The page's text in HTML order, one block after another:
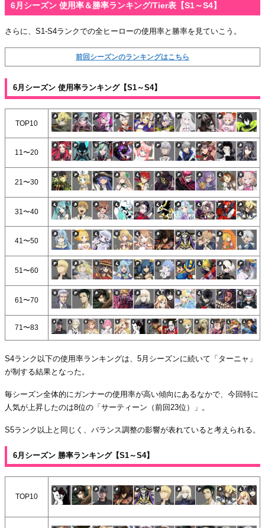
6月シーズン 使用率＆勝率ランキング/Tier表【S1～S4】
さらに、S1-S4ランクでの全ヒーローの使用率と勝率を見ていこう。
前回シーズンのランキングはこちら
6月シーズン 使用率ランキング【S1～S4】
TOP10
11〜20
21〜30
31〜40
41〜50
51〜60
61〜70
71〜83
S4ランク以下の使用率ランキングは、5月シーズンに続いて「ターニャ」
が制する結果となった。
毎シーズン全体的にガンナーの使用率が高い傾向にあるなかで、今回特に
人気が上昇したのは8位の「サーティーン（前回23位）」。
S5ランク以上と同じく、バランス調整の影響が表れていると考えられる。
6月シーズン 勝率ランキング【S1～S4】
TOP10